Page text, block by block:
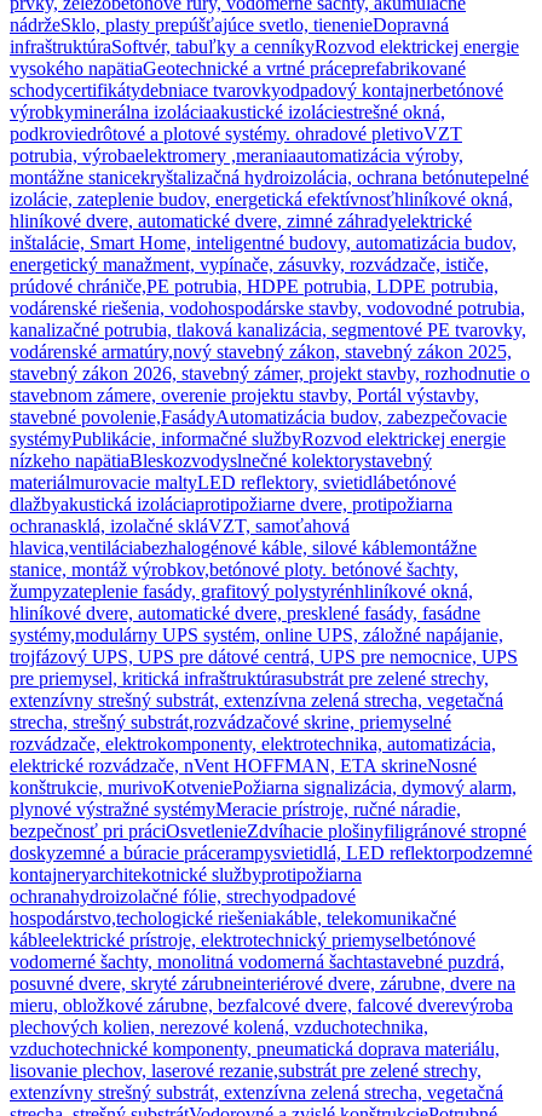
nádržeSklo, plasty prepúšťajúce svetlo, tienenieDopravná
infraštruktúraSoftvér, tabuľky a cenníkyRozvod elektrickej energie
vysokého napätiaGeotechnické a vrtné práceprefabrikované
schodycertifikátydebniace tvarovkyodpadový kontajnerbetónové
výrobkyminerálna izoláciaakustické izoláciestrešné okná,
podkroviedrôtové a plotové systémy. ohradové pletivoVZT
potrubia, výrobaelektromery ,meraniaautomatizácia výroby,
montážne stanicekryštalizačná hydroizolácia, ochrana betónutepelné
izolácie, zateplenie budov, energetická efektívnosťhliníkové okná,
hliníkové dvere, automatické dvere, zimné záhradyelektrické
inštalácie, Smart Home, inteligentné budovy, automatizácia budov,
energetický manažment, vypínače, zásuvky, rozvádzače, ističe,
prúdové chrániče,PE potrubia, HDPE potrubia, LDPE potrubia,
vodárenské riešenia, vodohospodárske stavby, vodovodné potrubia,
kanalizačné potrubia, tlaková kanalizácia, segmentové PE tvarovky,
vodárenské armatúry,nový stavebný zákon, stavebný zákon 2025,
stavebný zákon 2026, stavebný zámer, projekt stavby, rozhodnutie o
stavebnom zámere, overenie projektu stavby, Portál výstavby,
stavebné povolenie,FasádyAutomatizácia budov, zabezpečovacie
systémyPublikácie, informačné službyRozvod elektrickej energie
nízkeho napätiaBleskozvodyslnečné kolektorystavebný
materiálmurovacie maltyLED reflektory, svietidlábetónové
dlažbyakustická izoláciaprotipožiarne dvere, protipožiarna
ochranasklá, izolačné skláVZT, samoťahová
hlavica,ventiláciabezhalogénové káble, silové káblemontážne
stanice, montáž výrobkov,betónové ploty. betónové šachty,
žumpyzateplenie fasády, grafitový polystyrénhliníkové okná,
hliníkové dvere, automatické dvere, presklené fasády, fasádne
systémy,modulárny UPS systém, online UPS, záložné napájanie,
trojfázový UPS, UPS pre dátové centrá, UPS pre nemocnice, UPS
pre priemysel, kritická infraštruktúrasubstrát pre zelené strechy,
extenzívny strešný substrát, extenzívna zelená strecha, vegetačná
strecha, strešný substrát,rozvádzačové skrine, priemyselné
rozvádzače, elektrokomponenty, elektrotechnika, automatizácia,
elektrické rozvádzače, nVent HOFFMAN, ETA skrineNosné
konštrukcie, murivoKotveniePožiarna signalizácia, dymový alarm,
plynové výstražné systémyMeracie prístroje, ručné náradie,
bezpečnosť pri práciOsvetlenieZdvíhacie plošinyfiligránové stropné
doskyzemné a búracie prácerampysvietidlá, LED reflektorpodzemné
kontajneryarchitekotnické službyprotipožiarna
ochranahydroizolačné fólie, strechyodpadové
hospodárstvo,techologické riešeniakáble, telekomunikačné
kábleelektrické prístroje, elektrotechnický priemyselbetónové
vodomerné šachty, monolitná vodomerná šachtastavebné puzdrá,
posuvné dvere, skryté zárubneinteriérové dvere, zárubne, dvere na
mieru, obložkové zárubne, bezfalcové dvere, falcové dverevýroba
plechových kolien, nerezové kolená, vzduchotechnika,
vzduchotechnické komponenty, pneumatická doprava materiálu,
lisovanie plechov, laserové rezanie,substrát pre zelené strechy,
extenzívny strešný substrát, extenzívna zelená strecha, vegetačná